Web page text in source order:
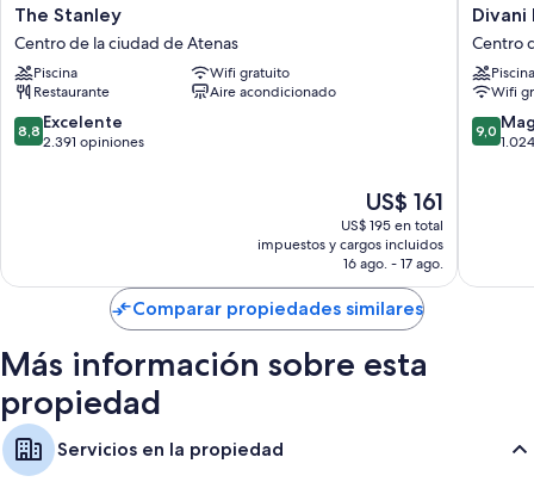
The
Stanley
Centro
de
la
ciudad
de
The Stanley
Centro de la ciudad de Atenas
Piscina
Wifi gratuito
Restaurante
Aire acondicionado
8.8
de
8,8 Excelente
2.391 opiniones
El
precio
actual
es
de
US$ 161
US$ 161
US$ 195 en total
impuestos y cargos incluidos
16 ago. - 17 ago.
Divani
Palace
Centro
de
la
ciudad
Divani
Centro
Piscina
Wifi
9.0
de
9,0
Comparar propiedades similares
Más información sobre esta
propiedad
Servicios en la propiedad